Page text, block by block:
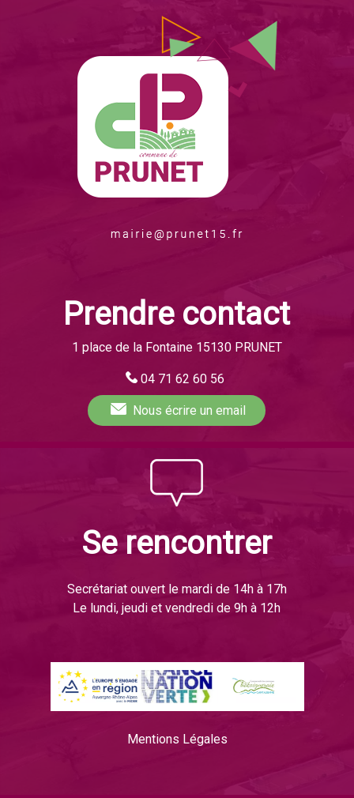
Prendre contact
1 place de la Fontaine 15130 PRUNET
04 71 62 60 56
Nous écrire un email
Se rencontrer
Secrétariat ouvert le mardi de 14h à 17h
Le lundi, jeudi et vendredi de 9h à 12h
Mentions Légales